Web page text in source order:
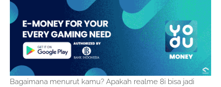
Bagaimana menurut kamu? Apakah realme 8i bisa jadi